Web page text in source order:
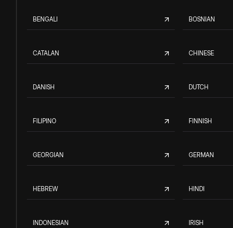
BENGALI BOSNIAN
CATALAN CHINESE
DANISH DUTCH
FILIPINO FINNISH
GEORGIAN GERMAN
HEBREW HINDI
INDONESIAN IRISH